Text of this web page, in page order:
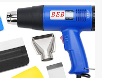
de chaleur,
éviter des erreurs et
bubble freepour ne
sous le
vos outils
gamme de